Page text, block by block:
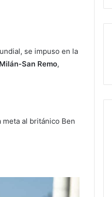
se impuso en la
Milán-San Remo,
meta al británico Ben